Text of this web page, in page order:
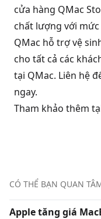
cửa hàng QMac
chất lượng với
QMac hỗ trợ vệ
cho tất cả các
tại QMac. Liên hệ
ngay.
Tham khảo thêm
CÓ THỂ BẠN QUAN
Apple tăng giá